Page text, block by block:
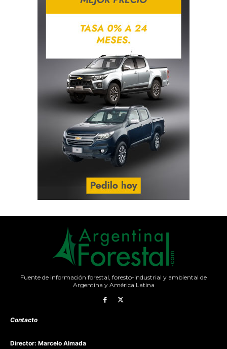
Fuente de información forestal, foresto-industrial y ambiental de
Argentina y América Latina
Contacto
Director: Marcelo Almada